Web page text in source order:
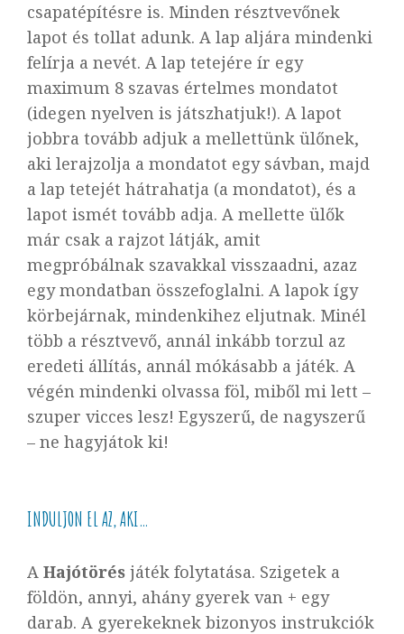
csapatépítésre is. Minden résztvevőnek
lapot és tollat adunk. A lap aljára mindenki
felírja a nevét. A lap tetejére ír egy
maximum 8 szavas értelmes mondatot
(idegen nyelven is játszhatjuk!). A lapot
jobbra tovább adjuk a mellettünk ülőnek,
aki lerajzolja a mondatot egy sávban, majd
a lap tetejét hátrahatja (a mondatot), és a
lapot ismét tovább adja. A mellette ülők
már csak a rajzot látják, amit
megpróbálnak szavakkal visszaadni, azaz
egy mondatban összefoglalni. A lapok így
körbejárnak, mindenkihez eljutnak. Minél
több a résztvevő, annál inkább torzul az
eredeti állítás, annál mókásabb a játék. A
végén mindenki olvassa föl, miből mi lett –
szuper vicces lesz! Egyszerű, de nagyszerű
– ne hagyjátok ki!
INDULJON EL AZ, AKI…
A Hajótörés játék folytatása. Szigetek a
földön, annyi, ahány gyerek van + egy
darab. A gyerekeknek bizonyos instrukciók